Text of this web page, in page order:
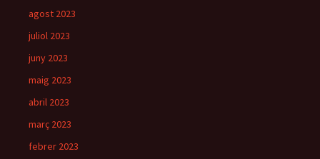
agost 2023
juliol 2023
juny 2023
maig 2023
abril 2023
març 2023
febrer 2023